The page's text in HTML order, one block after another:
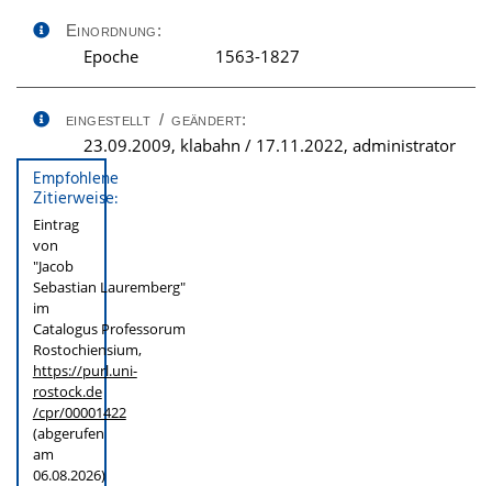
Einordnung:
Epoche 1563-1827
eingestellt / geändert:
23.09.2009, klabahn / 17.11.2022, administrator
Empfohlene
Zitierweise:
Eintrag
von
"Jacob
Sebastian Lauremberg"
im
Catalogus Professorum
Rostochiensium,
https://purl.uni-
rostock.de
/cpr/00001422
(abgerufen
am
06.08.2026)